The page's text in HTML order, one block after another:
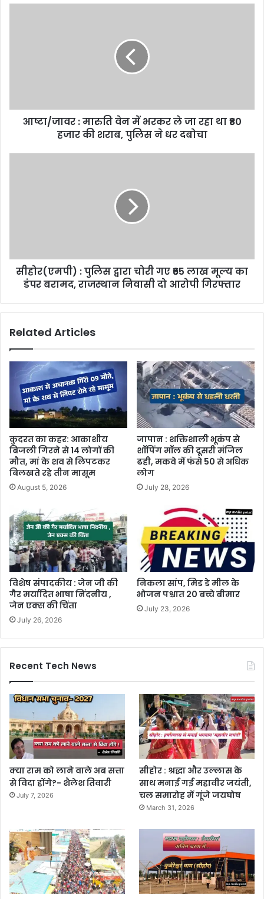
आष्टा/जावर : मारुति वेन में भरकर ले जा रहा था ₹80
हजार की शराब, पुलिस ने धर दबोचा
सीहोर(एमपी) : पुलिस द्वारा चोरी गए ₹65 लाख मूल्य का
डंपर बरामद, राजस्थान निवासी दो आरोपी गिरफ्तार
Related Articles
कुदरत का कहर: आकाशीय
बिजली गिरने से 14 लोगों की
मौत, मां के शव से लिपटकर
बिलखते रहे तीन मासूम
August 5, 2026
जापान : शक्तिशाली भूकंप से
शॉपिंग मॉल की दूसरी मंजिल
ढही, मकवे में फंसे 50 से अधिक
लोग
July 28, 2026
विशेष संपादकीय : जेन जी की
गैर मर्यादित भाषा निंदनीय ,
जेन एक्स की चिंता
July 26, 2026
निकला सांप, मिड डे मील के
भोजन पश्चात 20 बच्चे बीमार
July 23, 2026
Recent Tech News
क्या राम को लाने वाले अब सत्ता
से विदा होंगे?- शैलेश तिवारी
July 7, 2026
सीहोर : श्रद्धा और उल्लास के
साथ मनाई गई महावीर जयंती,
चल समारोह में गूंजे जयघोष
March 31, 2026